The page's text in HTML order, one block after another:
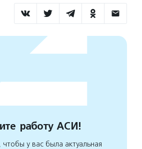
работу АСИ!
у вас была актуальная